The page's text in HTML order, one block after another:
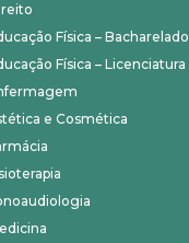
Física – Bacharelado
Física – Licenciatura
e Cosmética